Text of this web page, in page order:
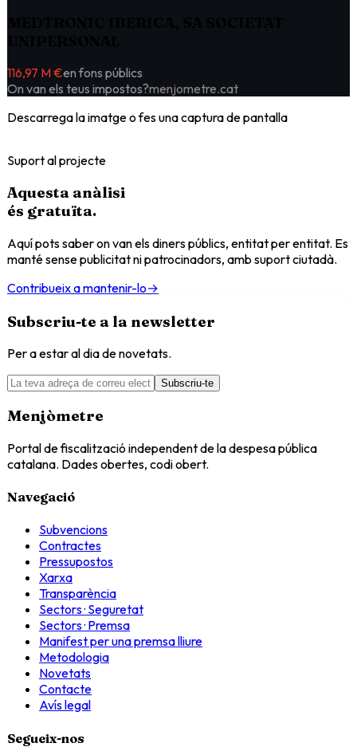
116,97 M €en fons públics
On van els teus impostos?menjometre.cat
Descarrega la imatge o fes una captura de pantalla
Suport al projecte
Aquesta anàlisi
és gratuïta.
Aquí pots saber on van els diners públics, entitat per entitat. Es
manté sense publicitat ni patrocinadors, amb suport ciutadà.
Contribueix a mantenir-lo→
Subscriu-te a la newsletter
Per a estar al dia de novetats.
Subscriu-te
Menjòmetre
Portal de fiscalització independent de la despesa pública
catalana. Dades obertes, codi obert.
Navegació
Subvencions
Contractes
Pressupostos
Xarxa
Transparència
Sectors · Seguretat
Sectors · Premsa
Manifest per una premsa lliure
Metodologia
Novetats
Contacte
Avís legal
Segueix-nos